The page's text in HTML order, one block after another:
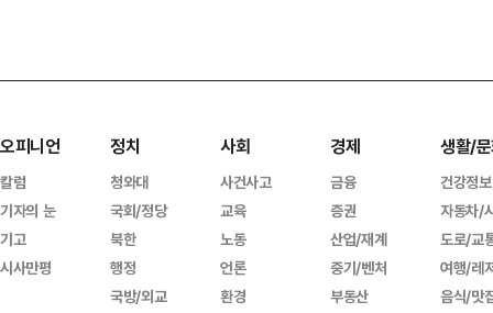
오피니언
칼럼
기자의 눈
기고
시사만평
정치
청와대
국회/정당
북한
행정
국방/외교
사회
사건사고
교육
노동
언론
환경
경제
금융
증권
산업/재계
중기/벤처
부동산
생활/
건강정보
자동차/
도로/교
여행/레
음식/맛